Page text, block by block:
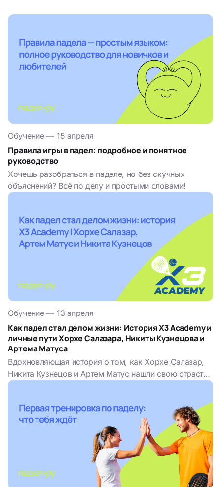
Обучение — 15 апреля
Правила игры в падел: подробное и понятное
руководство
Хочешь разобраться в паделе, но без скучных
объяснений? Всё по делу и простыми словами!
Обучение — 13 апреля
Как падел стал делом жизни: История X3 Academy и
личные пути Хорхе Салазара, Никиты Кузнецова и
Артема Матуса
Вдохновляющая история о том, как Хорхе Салазар,
Никита Кузнецов и Артем Матус нашли свою страсть
в паделе и запустили X3 Academy!